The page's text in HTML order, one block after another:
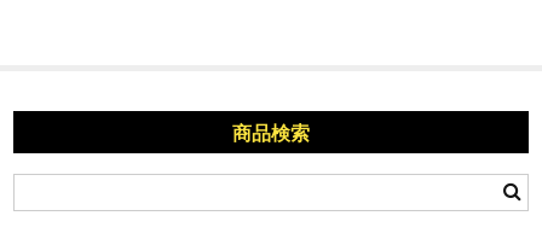
商品検索